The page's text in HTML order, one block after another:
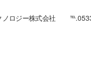
ロジー株式会社